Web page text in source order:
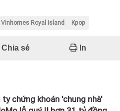
Vinhomes Royal Island Kpop
Chia sẻ In
ty chứng khoán 'chung nhà'